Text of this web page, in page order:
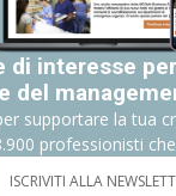
di interesse
del
supportare la tua
professionisti
ISCRIVITI ALLA